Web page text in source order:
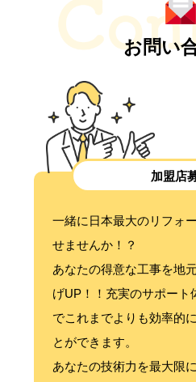
お問い
加盟店
一緒に日本最大のリフォ
せませんか！？
あなたの得意な工事を地
げUP！！充実のサポート
でこれまでよりも効率的
とができます。
あなたの技術力を最大限